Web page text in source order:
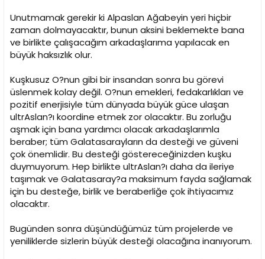
Unutmamak gerekir ki Alpaslan Ağabeyin yeri hiçbir
zaman dolmayacaktır, bunun aksini beklemekte bana
ve birlikte çalışacağım arkadaşlarıma yapılacak en
büyük haksızlık olur.
Kuşkusuz O?nun gibi bir insandan sonra bu görevi
üslenmek kolay değil. O?nun emekleri, fedakarlıkları ve
pozitif enerjisiyle tüm dünyada büyük güce ulaşan
ultrAslan?ı koordine etmek zor olacaktır. Bu zorluğu
aşmak için bana yardımcı olacak arkadaşlarımla
beraber; tüm Galatasarayların da desteği ve güveni
çok önemlidir. Bu desteği göstereceğinizden kuşku
duymuyorum. Hep birlikte ultrAslan?ı daha da ileriye
taşımak ve Galatasaray?a maksimum fayda sağlamak
için bu desteğe, birlik ve beraberliğe çok ihtiyacımız
olacaktır.
Bugünden sonra düşündüğümüz tüm projelerde ve
yeniliklerde sizlerin büyük desteği olacağına inanıyorum.